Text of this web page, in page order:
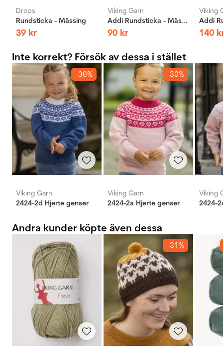
Drops
Rundsticka - Mässing
39 kr
Viking Garn
Addi Rundsticka - Mässing
90 kr
Viking
140
Inte korrekt? Försök av dessa i stället
-30%
Viking Garn
2424-2d Hjerte genser
-30%
Viking Garn
2424-2a Hjerte genser
Viking
2424-
Andra kunder köpte även dessa
-31%